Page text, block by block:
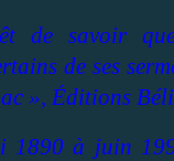
de savoir
de ses
», Éditions
1890 à juin